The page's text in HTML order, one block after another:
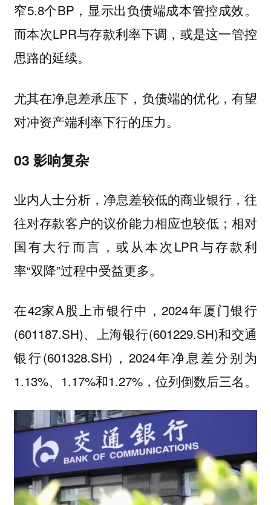
窄5.8个BP，显示出负债端成本管控成效。
而本次LPR与存款利率下调，或是这一管控
思路的延续。
尤其在净息差承压下，负债端的优化，有望
对冲资产端利率下行的压力。
03 影响复杂
业内人士分析，净息差较低的商业银行，往
往对存款客户的议价能力相应也较低；相对
国有大行而言，或从本次LPR与存款利
率“双降”过程中受益更多。
在42家A股上市银行中，2024年厦门银行
(601187.SH)、上海银行(601229.SH)和交通
银行(601328.SH)，2024年净息差分别为
1.13%、1.17%和1.27%，位列倒数后三名。